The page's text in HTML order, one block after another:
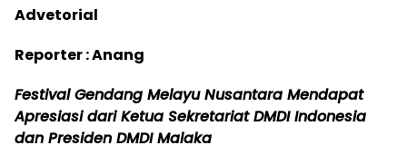
Advetorial
Reporter : Anang
Festival Gendang Melayu Nusantara Mendapat
Apresiasi dari Ketua Sekretariat DMDI Indonesia
dan Presiden DMDI Malaka